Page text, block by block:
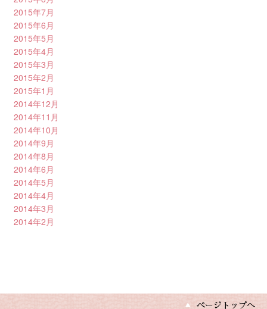
2015年7月
2015年6月
2015年5月
2015年4月
2015年3月
2015年2月
2015年1月
2014年12月
2014年11月
2014年10月
2014年9月
2014年8月
2014年6月
2014年5月
2014年4月
2014年3月
2014年2月